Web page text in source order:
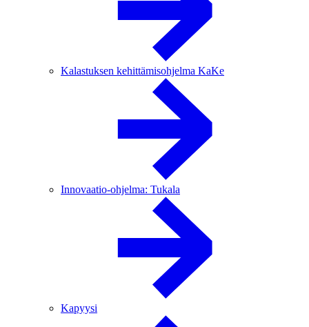
Kalastuksen kehittämisohjelma KaKe
Innovaatio-ohjelma: Tukala
Kapyysi